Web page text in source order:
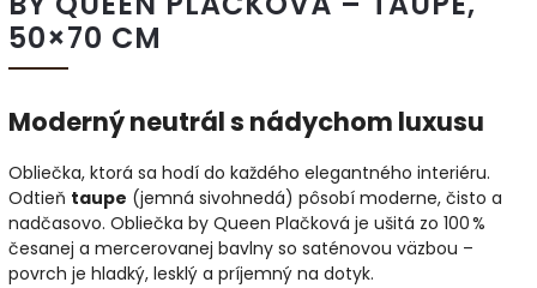
50×70 CM
Moderný neutrál s nádychom luxusu
Obliečka, ktorá sa hodí do každého elegantného interiéru.
Odtieň taupe (jemná sivohnedá) pôsobí moderne, čisto a
nadčasovo. Obliečka by Queen Plačková je ušitá zo 100 %
česanej a mercerovanej bavlny so saténovou väzbou –
povrch je hladký, lesklý a príjemný na dotyk.